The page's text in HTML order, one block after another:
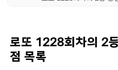
로또 1228회차의 2
점 목록